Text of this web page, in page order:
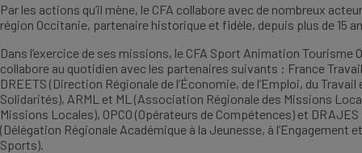
Par les actions qu’il mène, le CFA collabore avec de nombreux
région Occitanie, partenaire historique et fidèle, depuis plus de 15
Dans l’exercice de ses missions, le CFA Sport Animation Tourisme
collabore au quotidien avec les partenaires suivants : France
DREETS (Direction Régionale de l’Économie, de l’Emploi, du Travail
Solidarités), ARML et ML (Association Régionale des Missions
Missions Locales), OPCO (Opérateurs de Compétences) et DRAJES
(Délégation Régionale Académique à la Jeunesse, à l’Engagement
Sports).